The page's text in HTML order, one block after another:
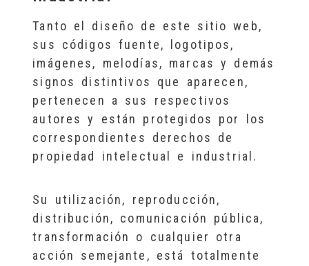
Tanto el diseño de este sitio web,
sus códigos fuente, logotipos,
imágenes, melodías, marcas y demás
signos distintivos que aparecen,
pertenecen a sus respectivos
autores y están protegidos por los
correspondientes derechos de
propiedad intelectual e industrial.
Su utilización, reproducción,
distribución, comunicación pública,
transformación o cualquier otra
acción semejante, está totalmente